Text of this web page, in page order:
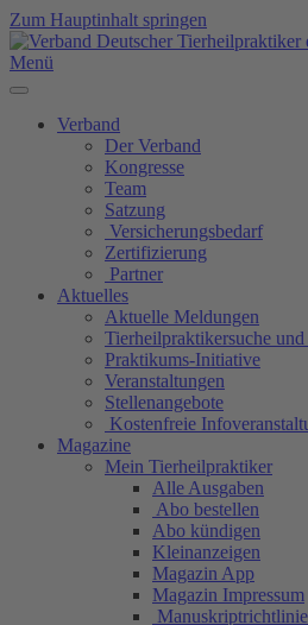
Zum Hauptinhalt springen
Menü
Verband
Der Verband
Kongresse
Team
Satzung
Versicherungsbedarf
Zertifizierung
Partner
Aktuelles
Aktuelle Meldungen
Tierheilpraktikersuche
Praktikums-Initiative
Veranstaltungen
Stellenangebote
Kostenfreie
Magazine
Mein Tierheilpraktiker
Alle Ausgaben
Abo bestellen
Abo kündigen
Kleinanzeigen
Magazin App
Magazin Impressum